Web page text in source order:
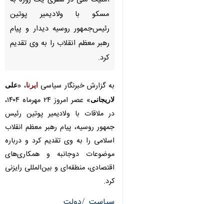
رئیس‌جمهور روسیه دیدار و پیام
رهبر معظم انقلاب را به وی تقدیم
کرد.
به گزارش خبرنگار سیاسی
در ملاقات با ولادیمیر پوتین رئیس
جمهور روسیه، پیام رهبر معظم انقلاب
اسلامی را به وی تقدیم کرد و درباره
موضوعات دوجانبه و همکاری‌های
اقتصادی، منطقه‌ای و بین‌المللی رایزنی
کرد.
سیاست
۳۷ نفر